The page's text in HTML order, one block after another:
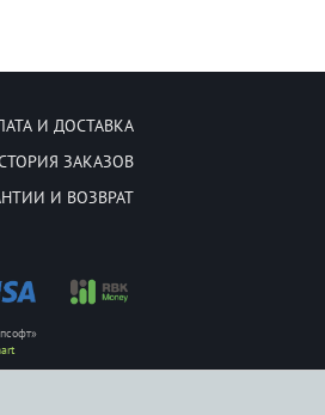
И ДОСТАВКА
ЗАКАЗОВ
И ВОЗВРАТ